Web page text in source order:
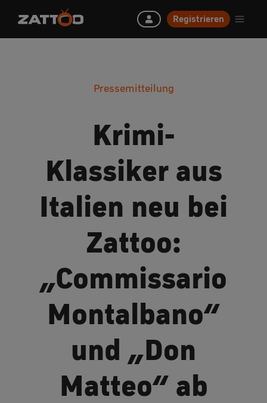
Registrieren
Pressemitteilung
Krimi-
Klassiker aus
Italien neu bei
Zattoo:
„Commissario
Montalbano“
und „Don
Matteo“ ab